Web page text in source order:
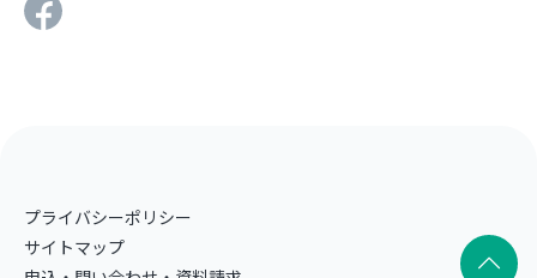
プライバシーポリシー
サイトマップ